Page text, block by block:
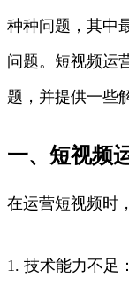
种种问题，其中
问题。短视频运
题，并提供一些
一、短视频
在运营短视频时
1. 技术能力不足